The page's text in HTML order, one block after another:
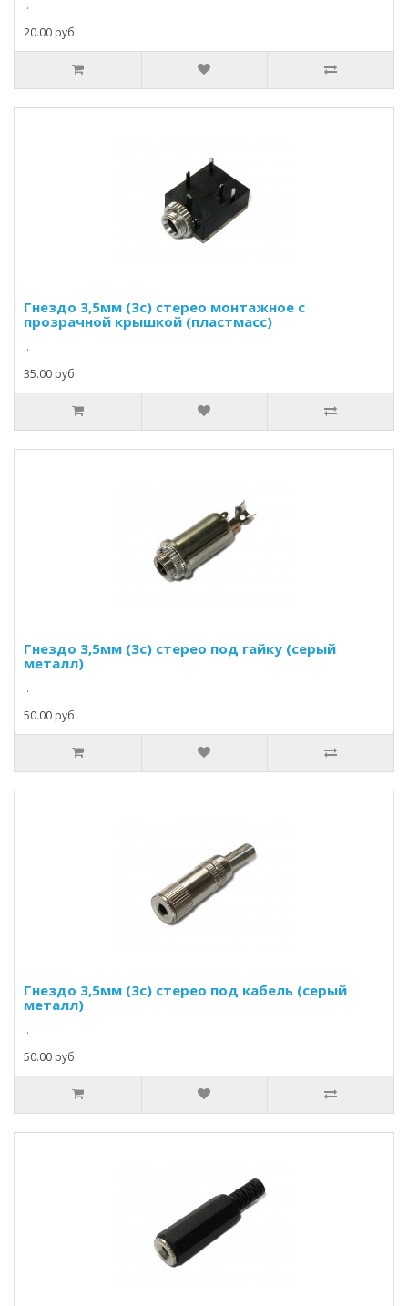
..
20.00 руб.
Гнездо 3,5мм (3c) стерео монтажное с
прозрачной крышкой (пластмасс)
..
35.00 руб.
Гнездо 3,5мм (3c) стерео под гайку (серый
металл)
..
50.00 руб.
Гнездо 3,5мм (3c) стерео под кабель (серый
металл)
..
50.00 руб.